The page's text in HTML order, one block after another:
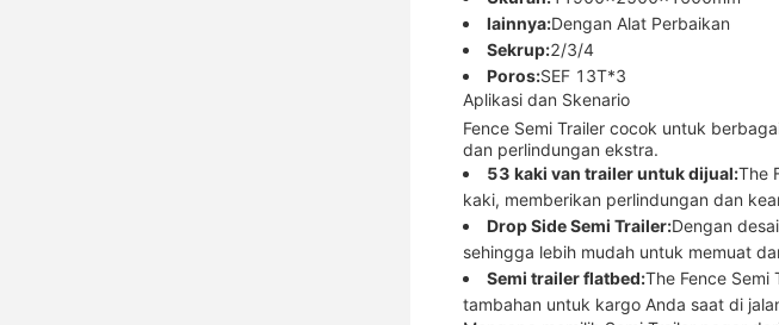
lainnya:Dengan Alat Perbaikan
Sekrup:2/3/4
Poros:SEF 13T*3
Aplikasi dan Skenario
Fence Semi Trailer cocok untuk
dan perlindungan ekstra.
53 kaki van trailer untuk dijual:The
kaki, memberikan perlindungan dan
Drop Side Semi Trailer:Dengan
sehingga lebih mudah untuk memuat
Semi trailer flatbed:The Fence
tambahan untuk kargo Anda saat di